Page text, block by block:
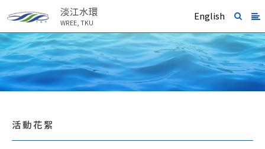
淡江水環
WREE, TKU
English
活動花絮